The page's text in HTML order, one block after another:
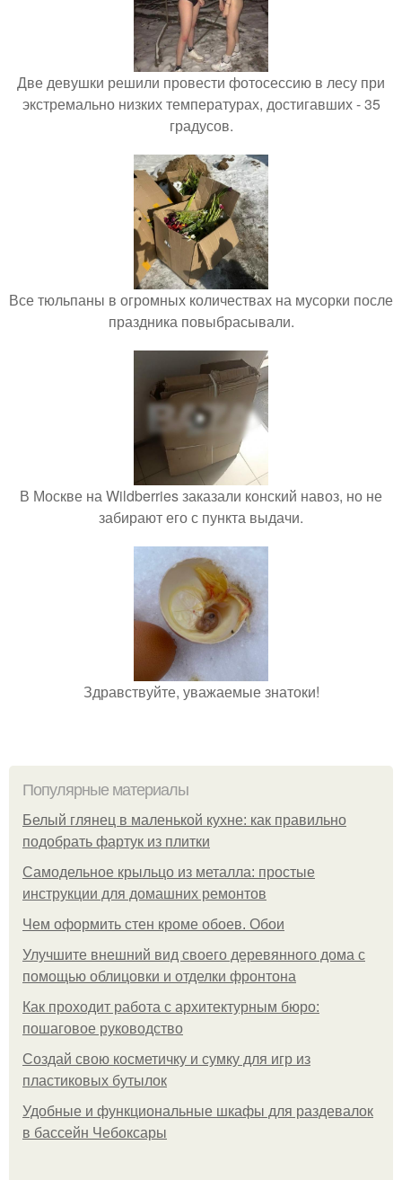
Две девушки решили провести фотосессию в лесу при
экстремально низких температурах, достигавших - 35
градусов.
Все тюльпаны в огромных количествах на мусорки после
праздника повыбрасывали.
В Москве на Wildberries заказали конский навоз, но не
забирают его с пункта выдачи.
Здравствуйте, уважаемые знатоки!
Популярные материалы
Белый глянец в маленькой кухне: как правильно
подобрать фартук из плитки
Самодельное крыльцо из металла: простые
инструкции для домашних ремонтов
Чем оформить стен кроме обоев. Обои
Улучшите внешний вид своего деревянного дома с
помощью облицовки и отделки фронтона
Как проходит работа с архитектурным бюро:
пошаговое руководство
Создай свою косметичку и сумку для игр из
пластиковых бутылок
Удобные и функциональные шкафы для раздевалок
в бассейн Чебоксары